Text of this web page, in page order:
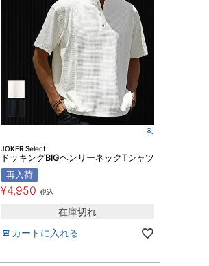
JOKER Select
ドッキングBIGヘンリーネックTシャツ
再入荷
¥4,950 税込
在庫切れ
カートに入れる